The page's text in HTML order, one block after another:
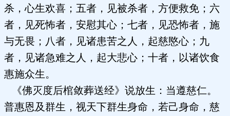
杀，心生欢喜；五者，见被杀者，方便救免；六
者，见死怖者，安慰其心；七者，见恐怖者，施
与无畏；八者，见诸患苦之人，起慈愍心；九
者，见诸急难之人，起大悲心；十者，以诸饮食
惠施众生。
《佛灭度后棺敛葬送经》说放生：当遵慈仁。
普惠恩及群生，视天下群生身命，若己身命，慈